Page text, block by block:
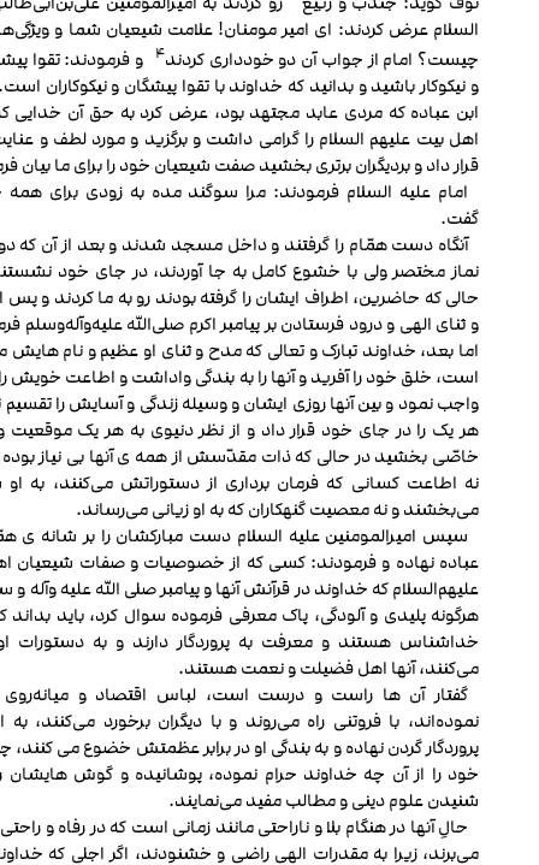
السلام عرض کردند: ای امیر مومنان! علامت شیعیان شما و
چیست؟ امام از جواب آن دو خودداری کردند۴
و فرمودند: تقوا
و نیکوکار باشید و بدانید که خداوند با تقوا پیشگان و نیکوکاران
ابن عباده که مردی عابد مجتهد بود، عرض کرد به حق آن خدایی
اهل بیت علیهم السلام را گرامی داشت و برگزید و مورد لطف و
قرار داد و بردیگران برتری بخشید صفت شیعیان خود را برای ما بیان
امام علیه السلام فرمودند: مرا سوگند مده به زودی برای
گفت.
آنگاه دست همّام را گرفتند و داخل مسجد شدند و بعد از آن که
نماز مختصر ولی با خشوع کامل به جا آوردند، در جای خود
حالی که حاضرین، اطراف ایشان را گرفته‏ بودند رو به ما کردند و پس
و ثنای الهی و درود فرستادن بر پیامبر اکرم صلی‌الله‌ علیه‌وآله‌و‌سلم
اما بعد، خداوند تبارک و تعالی که مدح و ثنای او عظیم و نام
است، خلق خود را آفرید و آن‏ها را به بندگی واداشت و اطاعت خویش را
واجب نمود و بین آن‏ها روزی ایشان و وسیله زندگی و آسایش را تقسیم
هر یک را در جای خود قرار داد و از نظر دنیوی به هر یک موقعیت
خاصّی بخشید در حالی که ذات مقدّسش از همه‏ ی آن‏ها بی نیاز
نه اطاعت کسانی که فرمان برداری از دستوراتش می‌کنند، به
می‌بخشند و نه معصیت گنه‏کاران که به او زیانی می‌رساند.
سپس امیرالمومنین علیه السلام دست مبارکشان را بر شانه‏ ی
عباده نهاده و فرمودند: کسی که از خصوصیات و صفات شیعیان
علیهم‌السلام که خداوند در قرآنش آن‏ها و پیامبر صلی الله علیه وآله و
هرگونه پلیدی و آلودگی، پاک معرفی فرموده سوال کرد، باید بداند
خداشناس هستند و معرفت به پروردگار دارند و به دستورات
می‌کنند، آن‏ها اهل فضیلت و نعمت هستند.
گفتار آن ها راست و درست است، لباس اقتصاد و
نموده‌اند، با فروتنی راه می‌روند و با دیگران برخورد می‌کنند،
پروردگار گردن نهاده و به بندگی او در برابر عظمتش خضوع می‏
خود را از آن چه خداوند حرام نموده، پوشانیده و گوش‏ هایشان
شنیدن علوم دینی و مطالب مفید می‌نمایند.
حالِ آن‏ها در هنگام بلا و ناراحتی مانند زمانی است که در رفاه و
می‌برند، زیرا به مقدرات الهی راضی و خشنودند، اگر اجلی که